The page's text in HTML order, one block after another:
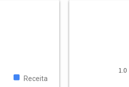
Receita
1.0